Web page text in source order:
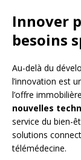
Innover
besoins
Au-delà du
l’innovation est
l’offre
nouvelles
service du bien-
solutions
télémédecine.